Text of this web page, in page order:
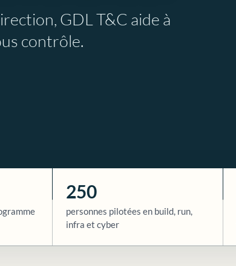
GDL T&C aide à
contrôle.
250
personnes pilotées en build, run,
infra et cyber